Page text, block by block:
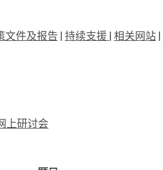
文件及报告 | 持续支援 | 相关网站 |
上研讨会